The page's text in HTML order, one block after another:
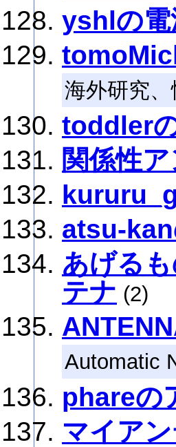
yshlの電
海外研究
toddler
関係性
atsu-
あげる
テナ (2)
Automatic
phareの
マイア